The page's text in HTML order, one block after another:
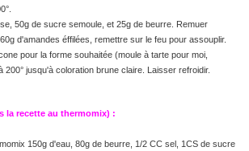
50g de sucre semoule, et 25g de beurre. Remuer
d'amandes éffilées, remettre sur le feu pour assouplir.
pour la forme souhaitée (moule à tarte pour moi,
200° jusqu'à coloration brune claire. Laisser refroidir.
la recette au thermomix) :
150g d'eau, 80g de beurre, 1/2 CC sel, 1CS de sucre